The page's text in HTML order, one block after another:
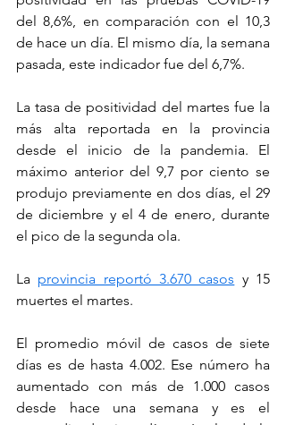
del 8,6%, en comparación con el 10,3
de hace un día. El mismo día, la semana
pasada, este indicador fue del 6,7%.
La tasa de positividad del martes fue la
más alta reportada en la provincia
desde el inicio de la pandemia. El
máximo anterior del 9,7 por ciento se
produjo previamente en dos días, el 29
de diciembre y el 4 de enero, durante
el pico de la segunda ola.
La provincia reportó 3.670 casos y 15
muertes el martes.
El promedio móvil de casos de siete
días es de hasta 4.002. Ese número ha
aumentado con más de 1.000 casos
desde hace una semana y es el